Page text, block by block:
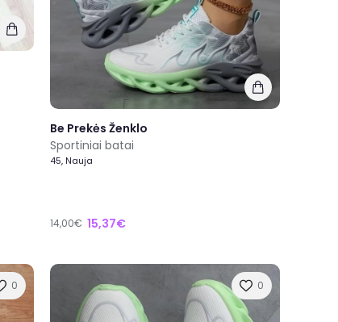
Be Prekės Ženklo
Sportiniai batai
45, Nauja
14,00€ 15,37€
0 0